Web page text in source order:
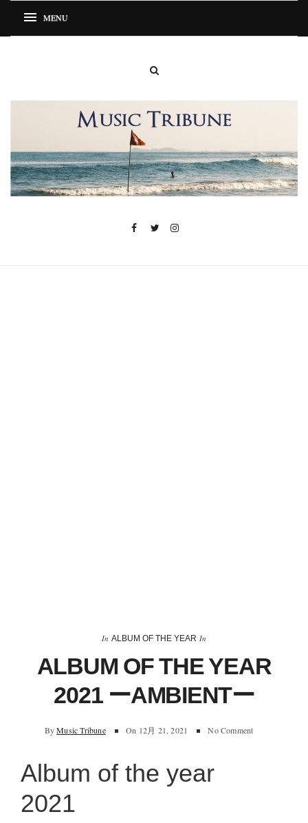
In ALBUM OF THE YEAR In
ALBUM OF THE YEAR
2021 ーAMBIENTー
By Music Tribune On 12月 21, 2021 No Comment
Album of the year
2021